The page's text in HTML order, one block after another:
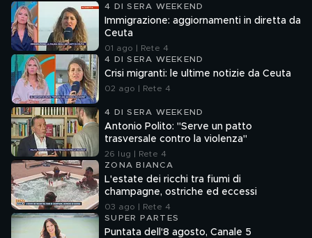
4 DI SERA WEEKEND
Immigrazione: aggiornamenti in diretta da
Ceuta
01 ago | Rete 4
4 DI SERA WEEKEND
Crisi migranti: le ultime notizie da Ceuta
02 ago | Rete 4
4 DI SERA WEEKEND
Antonio Polito: "Serve un patto
trasversale contro la violenza"
26 lug | Rete 4
ZONA BIANCA
L'estate dei ricchi tra fiumi di
champagne, ostriche ed eccessi
03 ago | Rete 4
SUPER PARTES
Puntata dell'8 agosto, Canale 5